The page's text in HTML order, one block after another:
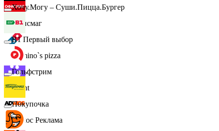
Офисмаг
Domino`s pizza
Urent
Эдмос Реклама
Хочу.Могу – Суши.Пицца.Бургер
B1 Первый выбор
Гольфстрим
Покупочка